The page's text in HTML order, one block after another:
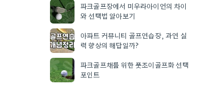
파크골프장에서 미우라아이언의 차이
와 선택법 알아보기
아파트 커뮤니티 골프연습장, 과연 실
력 향상의 해답일까?
파크골프채를 위한 풋조이골프화 선택
포인트